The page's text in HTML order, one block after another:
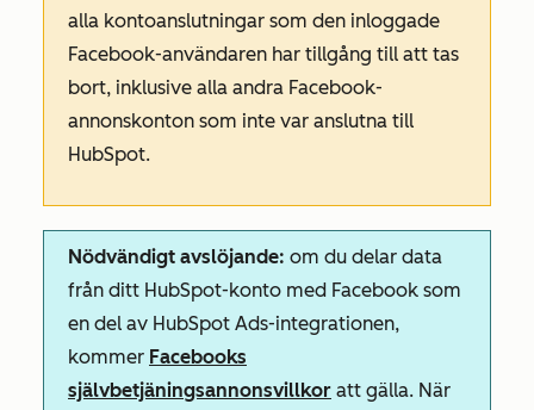
alla kontoanslutningar som den inloggade
Facebook-användaren har tillgång till att tas
bort, inklusive alla andra Facebook-
annonskonton som inte var anslutna till
HubSpot.
Nödvändigt avslöjande: om du delar data
från ditt HubSpot-konto med Facebook som
en del av HubSpot Ads-integrationen,
kommer Facebooks
självbetjäningsannonsvillkor att gälla. När